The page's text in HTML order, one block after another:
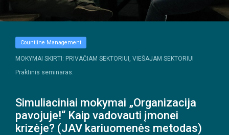
Countline Management
MOKYMAI SKIRTI: PRIVAČIAM SEKTORIUI, VIEŠAJAM SEKTORIUI
Praktinis seminaras.
Simuliaciniai mokymai „Organizacija
pavojuje!“ Kaip vadovauti įmonei
krizėje? (JAV kariuomenės metodas)